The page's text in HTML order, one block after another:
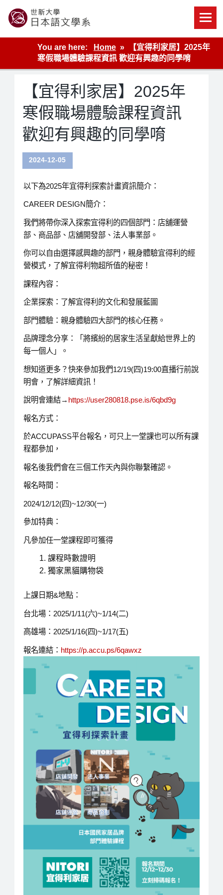
content
世新大學教學單位的網站
You are here:
Home
【宜得利家居】2025年
寒假職場體驗課程資訊 歡迎有興趣的同學唷
【宜得利家居】2025年
寒假職場體驗課程資訊
歡迎有興趣的同學唷
2024-12-05
以下為2025年宜得利探索計畫資訊簡介：
CAREER DESIGN簡介：
我們將帶你深入探索宜得利的四個部門：店舖運營
部、商品部、店舖開發部、法人事業部。
你可以自由選擇感興趣的部門，親身體驗宜得利的經
營模式，了解宜得利物超所值的秘密！
課程內容：
企業探索：了解宜得利的文化和發展藍圖
部門體驗：親身體驗四大部門的核心任務。
品牌理念分享：「將繽紛的居家生活呈獻給世界上的
每一個人」。
想知道更多？快來參加我們12/19(四)19:00直播行前說
明會，了解詳細資訊！
說明會連結→ https://user280818.pse.is/6qbd9g
報名方式：
於ACCUPASS平台報名，可只上一堂課也可以所有課
程都參加，
報名後我們會在三個工作天內與你聯繫確認。
報名時間：
2024/12/12(四)~12/30(一)
參加特典：
凡參加任一堂課程即可獲得
課程時數證明
獨家黑貓購物袋
上課日期&地點：
台北場：2025/1/11(六)~1/14(二)
高雄場：2025/1/16(四)~1/17(五)
報名連結： https://p.accu.ps/6qawxz